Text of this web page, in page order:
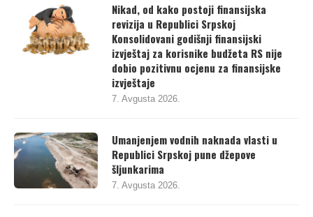
Nikad, od kako postoji finansijska
revizija u Republici Srpskoj
Konsolidovani godišnji finansijski
izvještaj za korisnike budžeta RS nije
dobio pozitivnu ocjenu za finansijske
izvještaje
7. Avgusta 2026.
Umanjenjem vodnih naknada vlasti u
Republici Srpskoj pune džepove
šljunkarima
7. Avgusta 2026.